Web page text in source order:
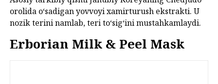
orolida o‘sadigan yovvoyi xamirturush ekstrakti. U
nozik terini namlab, teri to‘sig‘ini mustahkamlaydi.
Erborian Milk & Peel Mask